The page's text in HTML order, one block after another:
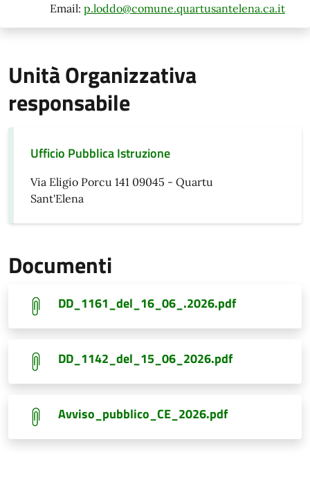
Email: p.loddo@comune.quartusantelena.ca.it
Unità Organizzativa
responsabile
Ufficio Pubblica Istruzione
Via Eligio Porcu 141 09045 - Quartu
Sant'Elena
Documenti
DD_1161_del_16_06_.2026.pdf
DD_1142_del_15_06_2026.pdf
Avviso_pubblico_CE_2026.pdf